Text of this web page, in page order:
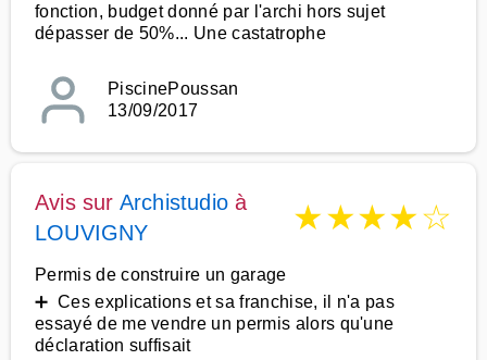
fonction, budget donné par l'archi hors sujet
dépasser de 50%... Une castatrophe
PiscinePoussan
13/09/2017
Avis sur Archistudio à
LOUVIGNY
★★★★☆
Permis de construire un garage
➕ Ces explications et sa franchise, il n'a pas
essayé de me vendre un permis alors qu'une
déclaration suffisait